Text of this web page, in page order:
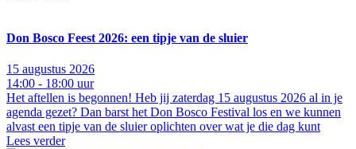
Don Bosco Feest 2026: een tipje van de sluier
15 augustus 2026
14:00 - 18:00 uur
Het aftellen is begonnen! Heb jij zaterdag 15 augustus 2026 al in je
agenda gezet? Dan barst het Don Bosco Festival los en we kunnen
alvast een tipje van de sluier oplichten over wat je die dag kunt
Lees verder